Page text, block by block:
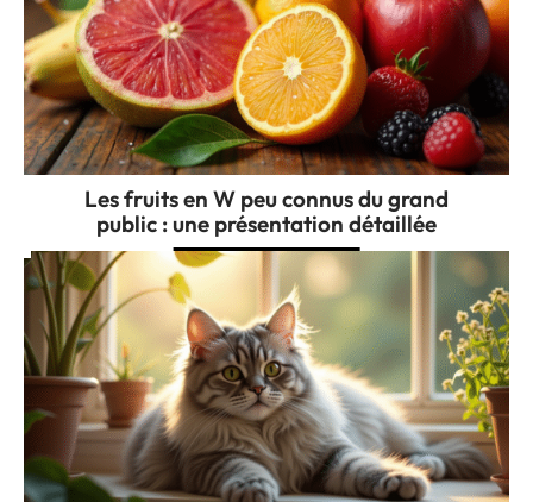
Les fruits en W peu connus du grand
public : une présentation détaillée